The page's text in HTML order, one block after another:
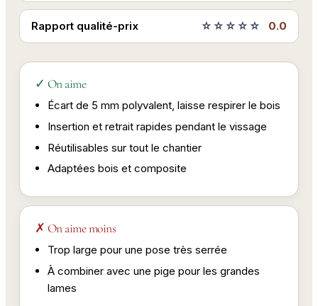
Rapport qualité-prix ☆☆☆☆☆ 0.0
✓ On aime
Écart de 5 mm polyvalent, laisse respirer le bois
Insertion et retrait rapides pendant le vissage
Réutilisables sur tout le chantier
Adaptées bois et composite
✗ On aime moins
Trop large pour une pose très serrée
À combiner avec une pige pour les grandes
lames